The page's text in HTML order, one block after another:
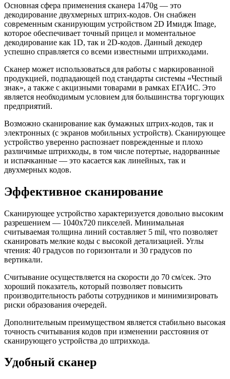
Основная сфера применения сканера 1470g — это
декодирование двухмерных штрих-кодов. Он снабжен
современным сканирующим устройством 2D Имидж Image,
которое обеспечивает точный прицел и моментальное
декодирование как 1D, так и 2D-кодов. Данный декодер
успешно справляется со всеми известными штрихкодами.
Сканер может использоваться для работы с маркированной
продукцией, подпадающей под стандарты системы «Честный
знак», а также с акцизными товарами в рамках ЕГАИС. Это
является необходимым условием для большинства торгующих
предприятий.
Возможно сканирование как бумажных штрих-кодов, так и
электронных (с экранов мобильных устройств). Сканирующее
устройство уверенно распознает поврежденные и плохо
различимые штрихкоды, в том числе потертые, надорванные
и испачканные — это касается как линейных, так и
двухмерных кодов.
Эффективное сканирование
Сканирующее устройство характеризуется довольно высоким
разрешением — 1040х720 пикселей. Минимальная
считываемая толщина линий составляет 5 mil, что позволяет
сканировать мелкие коды с высокой детализацией. Углы
чтения: 40 градусов по горизонтали и 30 градусов по
вертикали.
Считывание осуществляется на скорости до 70 см/сек. Это
хороший показатель, который позволяет повысить
производительность работы сотрудников и минимизировать
риски образования очередей.
Дополнительным преимуществом является стабильно высокая
точность считывания кодов при изменении расстояния от
сканирующего устройства до штрихкода.
Удобный сканер